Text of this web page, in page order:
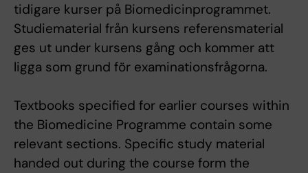
tidigare kurser på Biomedicinprogrammet.
Studiematerial från kursens referensmaterial
ges ut under kursens gång och kommer att
ligga som grund för examinationsfrågorna.
Textbooks specified for earlier courses within
the Biomedicine Programme contain some
relevant sections. Specific study material
handed out during the course form the